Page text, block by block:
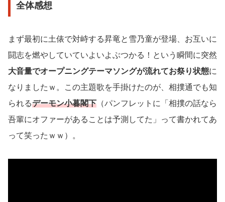
全体感想
まず最初に土俵で対峙する昇竜と雪乃童が登場、お互いに
闘志を燃やしていていよいよぶつかる！という瞬間に突然
大音量でオープニングテーマソングが流れてお祭り状態に
なりましたｗ。この主題歌を手掛けたのが、相撲通でも知
られるデーモン小暮閣下 （パンフレットに「相撲の話なら
吾輩にオファーがあることは予測してた」って書かれてあ
って笑ったｗｗ）。